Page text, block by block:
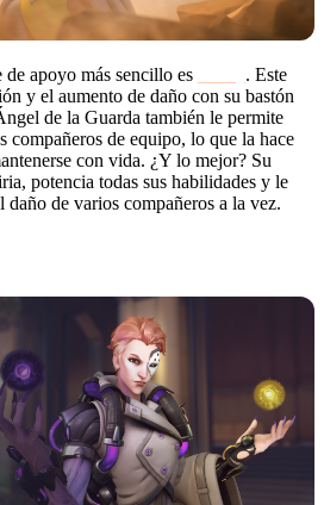
apoyo más sencillo es
. Este
y el aumento de daño con su bastón
de la Guarda también le permite
compañeros de equipo, lo que la hace
con vida. ¿Y lo mejor? Su
potencia todas sus habilidades y le
daño de varios compañeros a la vez.